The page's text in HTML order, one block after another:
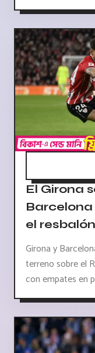
El Girona
el
Girona y
terreno sobre el
con empates en